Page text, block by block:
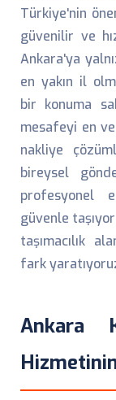
Türkiye'nin
güvenilir ve
Ankara'ya
en yakın il
bir konuma
mesafeyi en
nakliye
bireysel
profesyonel
güvenle
taşımacılık
fark
Ankara